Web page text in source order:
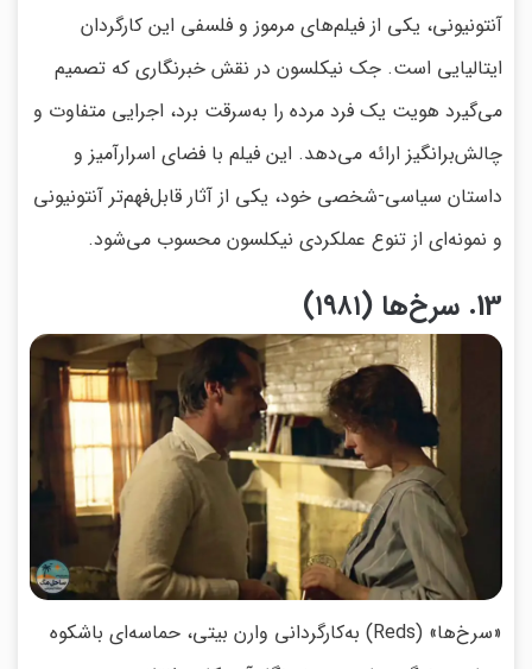
آنتونیونی، یکی از فیلم‌های مرموز و فلسفی این کارگردان
ایتالیایی است. جک نیکلسون در نقش خبرنگاری که تصمیم
می‌گیرد هویت یک فرد مرده را به‌سرقت برد، اجرایی متفاوت و
چالش‌برانگیز ارائه می‌دهد. این فیلم با فضای اسرارآمیز و
داستان سیاسی-شخصی خود، یکی از آثار قابل‌فهم‌تر آنتونیونی
و نمونه‌ای از تنوع عملکردی نیکلسون محسوب می‌شود.
13. سرخ‌ها (۱۹۸۱)
«سرخ‌ها» (Reds) به‌کارگردانی وارن بیتی، حماسه‌ای باشکوه